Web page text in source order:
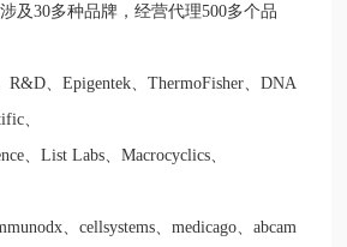
及30多种品牌，经营代理500多个品
、R&D 、Epigentek 、ThermoFisher 、DNA
、List Labs 、Macrocyclics
、cellsystems 、medicago 、abcam